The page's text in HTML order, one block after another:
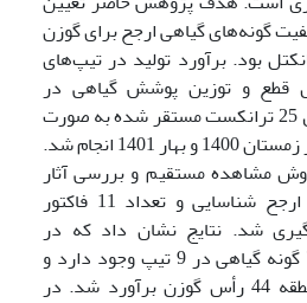
گونه‌های گیاهی ارجح برای گوزن
بود. برآورد تولید در تیپ‌های
قطع و توزین پوشش گیاهی در
پلات‌های‌ 1*1 متر در طول 25 ترانکست مستقر شده به صورت
تصادفی-سیستماتیک در زمستان 1400 و بهار 1401 انجام شد.
مشاهده مستقیم و بررسی آثار
تغذیه، گونه‌های گیاهی ارجح شناسایی و تعداد 11 فاکتور
شد. نتایج نشان داد که در
محدوده مورد مطالعه 72 گونه گیاهی در 9 تیپ وجود دارد و
ظرفیت برد تغذیه‌ای منطقه 44 رأس گوزن برآورد شد. در